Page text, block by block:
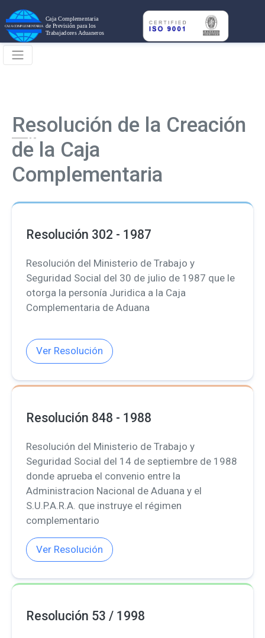
Resolución de la Creación
de la Caja
Complementaria
Resolución 302 - 1987
Resolución del Ministerio de Trabajo y
Seguridad Social del 30 de julio de 1987 que le
otorga la personía Juridica a la Caja
Complementaria de Aduana
Ver Resolución
Resolución 848 - 1988
Resolución del Ministerio de Trabajo y
Seguridad Social del 14 de septiembre de 1988
donde aprueba el convenio entre la
Administracion Nacional de Aduana y el
S.U.P.A.R.A. que instruye el régimen
complementario
Ver Resolución
Resolución 53 / 1998